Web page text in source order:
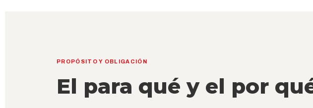
PROPÓSITO Y OBLIGACIÓN
El para qué y el por